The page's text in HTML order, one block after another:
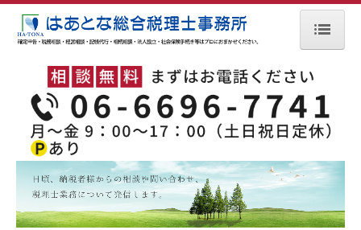
ホーム
サービスの案内
業種別経理と税務ポイント
相続税のご案内
事務所概要